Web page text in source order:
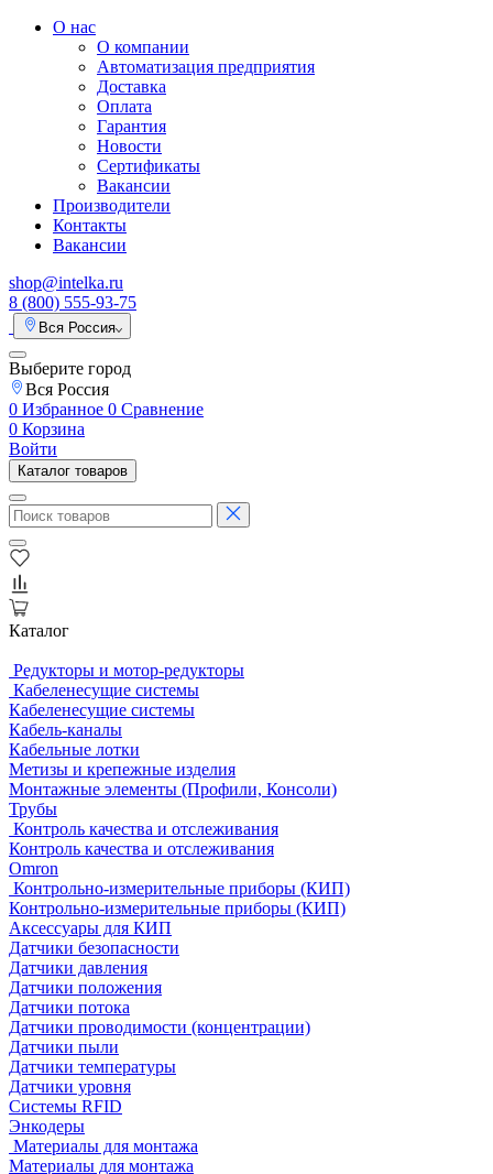
О нас
О компании
Автоматизация предприятия
Доставка
Оплата
Гарантия
Новости
Сертификаты
Вакансии
Производители
Контакты
Вакансии
shop@intelka.ru
8 (800) 555-93-75
Вся Россия
Выберите город
Вся Россия
0 Избранное 0 Сравнение
0 Корзина
Войти
Каталог товаров
Каталог
Редукторы и мотор-редукторы
Кабеленесущие системы
Кабеленесущие системы
Кабель-каналы
Кабельные лотки
Метизы и крепежные изделия
Монтажные элементы (Профили, Консоли)
Трубы
Контроль качества и отслеживания
Контроль качества и отслеживания
Omron
Контрольно-измерительные приборы (КИП)
Контрольно-измерительные приборы (КИП)
Аксессуары для КИП
Датчики безопасности
Датчики давления
Датчики положения
Датчики потока
Датчики проводимости (концентрации)
Датчики пыли
Датчики температуры
Датчики уровня
Системы RFID
Энкодеры
Материалы для монтажа
Материалы для монтажа